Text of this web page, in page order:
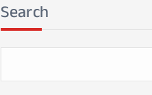
Search